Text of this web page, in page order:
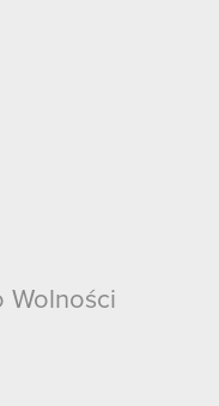
Wolności